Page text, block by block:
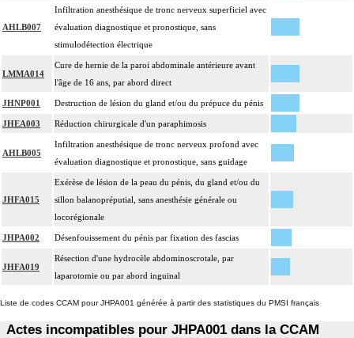
AHLB007
Infiltration anesthésique de tronc nerveux superficiel avec
évaluation diagnostique et pronostique, sans
stimulodétection électrique
LMMA014
Cure de hernie de la paroi abdominale antérieure avant
l'âge de 16 ans, par abord direct
JHNP001 Destruction de lésion du gland et/ou du prépuce du pénis
JHEA003 Réduction chirurgicale d'un paraphimosis
AHLB005
Infiltration anesthésique de tronc nerveux profond avec
évaluation diagnostique et pronostique, sans guidage
JHFA015
Exérèse de lésion de la peau du pénis, du gland et/ou du
sillon balanopréputial, sans anesthésie générale ou
locorégionale
JHPA002 Désenfouissement du pénis par fixation des fascias
JHFA019
Résection d'une hydrocèle abdominoscrotale, par
laparotomie ou par abord inguinal
Liste de codes CCAM pour JHPA001 générée à partir des statistiques du PMSI français
Actes incompatibles pour JHPA001 dans la CCAM